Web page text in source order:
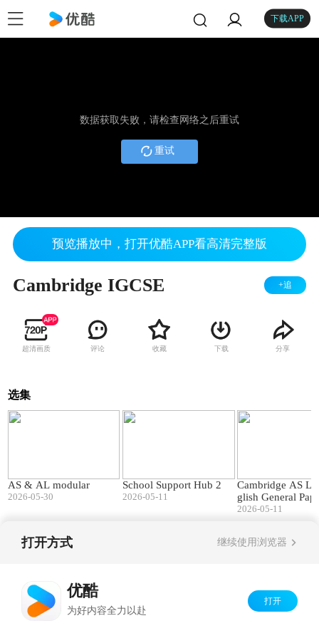
下载APP
数据获取失败，请检查网络之后重试
重试
预览播放中，打开优酷APP看高清完整版
Cambridge IGCSE +追
超清画质 评论 收藏 下载 分享
选集
AS & AL modular
2026-05-30
School Support Hub 2
2026-05-11
Cambridge AS
glish General
t's changed
2026-05-11
打开方式 继续使用浏览器
优酷
为好内容全力以赴
打开